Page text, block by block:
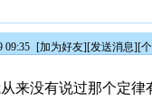
09:35 [加为好友][发送消息][
来没有说过那个定